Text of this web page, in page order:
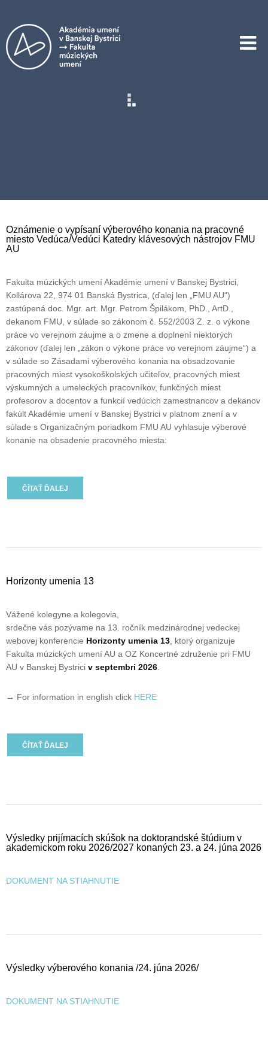
Oznámenie o vypísaní výberového konania na pracovné
miesto Vedúca/Vedúci Katedry klávesových nástrojov FMU
AU
Fakulta múzických umení Akadémie umení v Banskej Bystrici,
Kollárova 22, 974 01 Banská Bystrica, (ďalej len „FMU AU“)
zastúpená doc. Mgr. art. Mgr. Petrom Špilákom, PhD., ArtD.,
dekanom FMU, v súlade so zákonom č. 552/2003 Z. z. o výkone
práce vo verejnom záujme a o zmene a doplnení niektorých
zákonov (ďalej len „zákon o výkone práce vo verejnom záujme“) a
v súlade so Zásadami výberového konania na obsadzovanie
pracovných miest vysokoškolských učiteľov, pracovných miest
výskumných a umeleckých pracovníkov, funkčných miest
profesorov a docentov a funkcií vedúcich zamestnancov a dekanov
fakúlt Akadémie umení v Banskej Bystrici v platnom znení a v
súlade s Organizačným poriadkom FMU AU vyhlasuje výberové
konanie na obsadenie pracovného miesta:
ČÍTAŤ ĎALEJ
Horizonty umenia 13
Vážené kolegyne a kolegovia,
srdečne vás pozývame na 13. ročník medzinárodnej vedeckej
webovej konferencie Horizonty umenia 13 , ktorý organizuje
Fakulta múzických umení AU a OZ Koncertné združenie pri FMU
AU v Banskej Bystrici v septembri 2026
→ For information in english click HERE
ČÍTAŤ ĎALEJ
Výsledky prijímacích skúšok na doktorandské štúdium v
akademickom roku 2026/2027 konaných 23. a 24. júna 2026
DOKUMENT NA STIAHNUTIE
Výsledky výberového konania /24. júna 2026/
DOKUMENT NA STIAHNUTIE